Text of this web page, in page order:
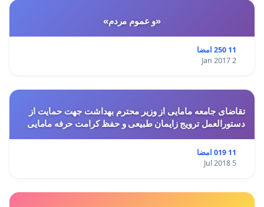
«و عموم مردم»
11 250 امضا
2 Jan 2017
تقاضای جامعه مامایی از وزیر محترم بهداشت جهت حمایت از
دستورالعمل ترویج زایمان طبیعی و حفظ کرامت حرفه مامایی
11 019 امضا
5 Jul 2018